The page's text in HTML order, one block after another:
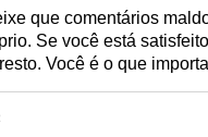
que comentários
Se você está
Você é o que